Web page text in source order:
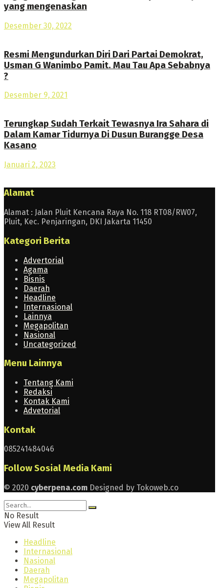
yang mengenaskan
Desember 30, 2022
Resmi Mengundurkan Diri Dari Partai Demokrat,
Usman G Wanimbo Pamit. Mau Tau Apa Sebabnya
?
Desember 9, 2021
Terungkap Sudah Terkait Tewasnya Ira Sahara di
Dalam Kamar Tidurnya Di Dusun Burangge Desa
Kasano
Januari 2, 2023
Alamat
Alamat : Jalan Pluit Kencana Raya No. 118 RT08/RW07,
Pluit, Kec. Penjaringan, DKI Jakarta 11450
Kategori Berita
Advertorial
Agama
Bisnis
Daerah
Headline
Internasional
Lainnya
Megapolitan
Nasional
Uncategorized
Menu Lainnya
Tentang Kami
Redaksi
Kontak Kami
Advetorial
Kontak
085241484046
Follow Sosial Media Kami
© 2020 cyberpena.com Designed by Tokoweb.co
No Result
View All Result
Headline
Internasional
Nasional
Daerah
Megapolitan